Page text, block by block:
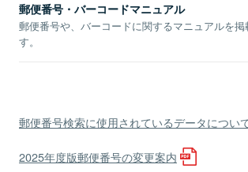
郵便番号・バーコードマニュアル
郵便番号や、バーコードに関するマニュアルを掲
す。
郵便番号検索に使用されているデータについ
2025年度版郵便番号の変更案内